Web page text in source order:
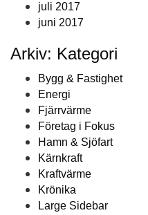
juli 2017
juni 2017
Arkiv: Kategori
Bygg & Fastighet
Energi
Fjärrvärme
Företag i Fokus
Hamn & Sjöfart
Kärnkraft
Kraftvärme
Krönika
Large Sidebar